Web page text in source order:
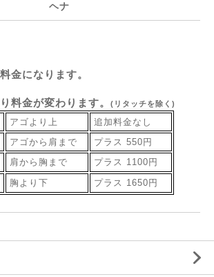
ヘナ
金になります。
料金が変わります。 (リタッチを除く)
アゴより上
追加料金なし
アゴから肩まで
プラス 550円
肩から胸まで
プラス 1100円
胸より下 プラス 1650円